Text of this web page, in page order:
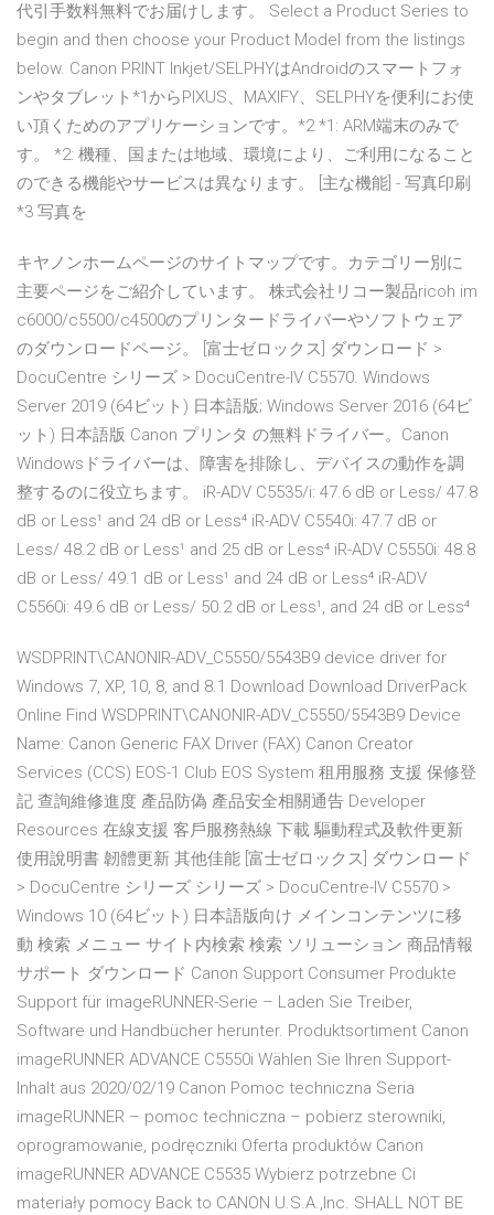
代引手数料無料でお届けします。 Select a Product Series to
begin and then choose your Product Model from the listings
below. Canon PRINT Inkjet/SELPHYはAndroidのスマートフォ
ンやタブレット*1からPIXUS、MAXIFY、SELPHYを便利にお使
い頂くためのアプリケーションです。*2 *1: ARM端末のみで
す。 *2: 機種、国または地域、環境により、ご利用になること
のできる機能やサービスは異なります。 [主な機能] - 写真印刷
*3 写真を
キヤノンホームページのサイトマップです。カテゴリー別に
主要ページをご紹介しています。 株式会社リコー製品ricoh im
c6000/c5500/c4500のプリンタードライバーやソフトウェア
のダウンロードページ。 [富士ゼロックス] ダウンロード >
DocuCentre シリーズ > DocuCentre-IV C5570. Windows
Server 2019 (64ビット) 日本語版; Windows Server 2016 (64ビ
ット) 日本語版 Canon プリンタ の無料ドライバー。Canon
Windowsドライバーは、障害を排除し、デバイスの動作を調
整するのに役立ちます。 iR-ADV C5535/i: 47.6 dB or Less/ 47.8
dB or Less¹ and 24 dB or Less⁴ iR-ADV C5540i: 47.7 dB or
Less/ 48.2 dB or Less¹ and 25 dB or Less⁴ iR-ADV C5550i: 48.8
dB or Less/ 49.1 dB or Less¹ and 24 dB or Less⁴ iR-ADV
C5560i: 49.6 dB or Less/ 50.2 dB or Less¹, and 24 dB or Less⁴
WSDPRINT\CANONIR-ADV_C5550/5543B9 device driver for
Windows 7, XP, 10, 8, and 8.1 Download Download DriverPack
Online Find WSDPRINT\CANONIR-ADV_C5550/5543B9 Device
Name: Canon Generic FAX Driver (FAX) Canon Creator
Services (CCS) EOS-1 Club EOS System 租用服務 支援 保修登
記 查詢維修進度 產品防偽 產品安全相關通告 Developer
Resources 在線支援 客戶服務熱線 下載 驅動程式及軟件更新
使用說明書 韌體更新 其他佳能 [富士ゼロックス] ダウンロード
> DocuCentre シリーズ シリーズ > DocuCentre-IV C5570 >
Windows 10 (64ビット) 日本語版向け メインコンテンツに移
動 検索 メニュー サイト内検索 検索 ソリューション 商品情報
サポート ダウンロード Canon Support Consumer Produkte
Support für imageRUNNER-Serie – Laden Sie Treiber,
Software und Handbücher herunter. Produktsortiment Canon
imageRUNNER ADVANCE C5550i Wählen Sie Ihren Support-
Inhalt aus 2020/02/19 Canon Pomoc techniczna Seria
imageRUNNER – pomoc techniczna – pobierz sterowniki,
oprogramowanie, podręczniki Oferta produktów Canon
imageRUNNER ADVANCE C5535 Wybierz potrzebne Ci
materiały pomocy Back to CANON U.S.A.,Inc. SHALL NOT BE